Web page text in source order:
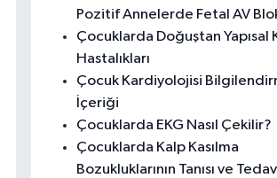
Pozitif Annelerde Fetal AV
Çocuklarda Doğuştan Yapısal
Hastalıkları
Çocuk Kardiyolojisi
İçeriği
Çocuklarda EKG Nasıl Çekilir?
Çocuklarda Kalp Kasılma
Bozukluklarının Tanısı ve